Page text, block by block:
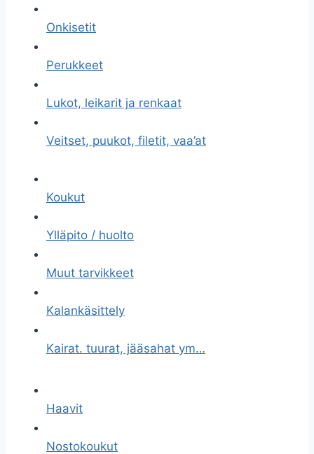
Onkisetit
Perukkeet
Lukot, leikarit ja renkaat
Veitset, puukot, filetit, vaa’at
Koukut
Ylläpito / huolto
Muut tarvikkeet
Kalankäsittely
Kairat. tuurat, jääsahat ym…
Haavit
Nostokoukut